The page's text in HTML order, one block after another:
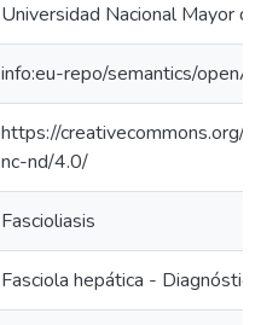
Universidad Nacional Mayor
info:eu-repo/semantics/
https://creativecommons.org/
nc-nd/4.0/
Fascioliasis
Fasciola hepática - Diagnóstico